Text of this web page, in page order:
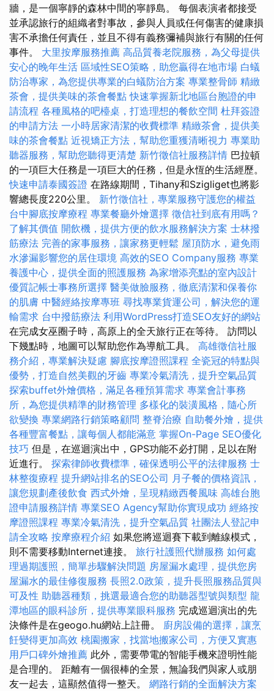
牆，是一個寧靜的森林中間的寧靜島。 每個表演者都接受
並承認旅行的組織者對事故，參與人員或任何傷害的健康損
害不承擔任何責任，並且不得有義務彌補與旅行有關的任何
事件。 大里按摩服務推薦 高品質養老院服務，為父母提供
安心的晚年生活 區域性SEO策略，助您贏得在地市場 白蟻
防治專家，為您提供專業的白蟻防治方案 專業整骨師 精緻
茶會，提供美味的茶會餐點 快速掌握新北地區台胞證的申
請流程 各種風格的吧檯桌，打造理想的餐飲空間 杜拜簽證
的申請方法 一小時居家清潔的收費標準 精緻茶會，提供美
味的茶會餐點 近視矯正方法，幫助您重獲清晰視力 專業助
聽器服務，幫助您聽得更清楚 新竹徵信社服務詳情 巴拉頓
的一項巨大任務是一項巨大的任務，但是永恆的生活經歷。
快速申請泰國簽證 在路線期間，Tihany和Szigliget也將影
響總長度220公里。 新竹徵信社，專業服務守護您的權益
台中腳底按摩療程 專業餐廳外燴選擇 徵信社到底有用嗎？
了解其價值 開飲機，提供方便的飲水服務解決方案 士林撥
筋療法 完善的家事服務，讓家務更輕鬆 屋頂防水，避免雨
水滲漏影響您的居住環境 高效的SEO Company服務 專業
養護中心，提供全面的照護服務 為家增添亮點的室內設計
優質記帳士事務所選擇 醫美做臉服務，徹底清潔和保養你
的肌膚 中醫經絡按摩專班 尋找專業貨運公司，解決您的運
輸需求 台中撥筋療法 利用WordPress打造SEO友好的網站
在完成女巫圈子時，高原上的全天旅行正在等待。 訪問以
下幾點時，地圖可以幫助您作為導航工具。 高雄徵信社服
務介紹，專業解決疑慮 腳底按摩證照課程 全瓷冠的特點與
優勢，打造自然美觀的牙齒 專業冷氣清洗，提升空氣品質
探索buffet外燴價格，滿足各種預算需求 專業會計事務
所，為您提供精準的財務管理 多樣化的裝潢風格，隨心所
欲變換 專業網路行銷策略顧問 整脊治療 自助餐外燴，提供
各種豐富餐點，讓每個人都能滿意 掌握On-Page SEO優化
技巧 但是，在巡迴演出中，GPS功能不必打開，足以在附
近進行。 探索律師收費標準，確保透明公平的法律服務 士
林整復療程 提升網站排名的SEO公司 月子餐的價格資訊，
讓您規劃產後飲食 西式外燴，呈現精緻西餐風味 高雄台胞
證申請服務詳情 專業SEO Agency幫助你實現成功 經絡按
摩證照課程 專業冷氣清洗，提升空氣品質 社團法人登記申
請全攻略 按摩療程介紹 如果您將巡迴賽下載到離線模式，
則不需要移動Internet連接。 旅行社護照代辦服務 如何處
理過期護照，簡單步驟解決問題 房屋漏水處理，提供您房
屋漏水的最佳修復服務 長照2.0政策，提升長照服務品質與
可及性 助聽器種類，挑選最適合您的助聽器型號與類型 龍
潭地區的眼科診所，提供專業眼科服務 完成巡迴演出的先
決條件是在geogo.hu網站上註冊。 廚房設備的選擇，讓烹
飪變得更加高效 桃園搬家，找當地搬家公司，方便又實惠
用戶口碑外燴推薦 此外，需要帶電的智能手機來證明性能
是合理的。 距離有一個很棒的全景，無論我們與家人或朋
友一起去，這顯然值得一整天。 網路行銷的全面解決方案